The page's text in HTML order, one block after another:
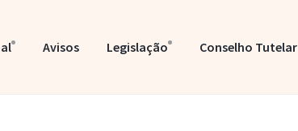
Avisos Legislação Conselho Tutelar